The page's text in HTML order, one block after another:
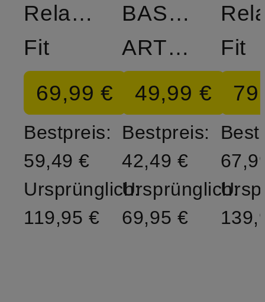
Relaxed
Fit
69,99 €
Bestpreis:
59,49 €
Ursprünglich:
119,95 €
BASQUIAT
ARTWORK
49,99 €
Bestpreis:
42,49 €
Ursprünglich:
69,95 €
Fit